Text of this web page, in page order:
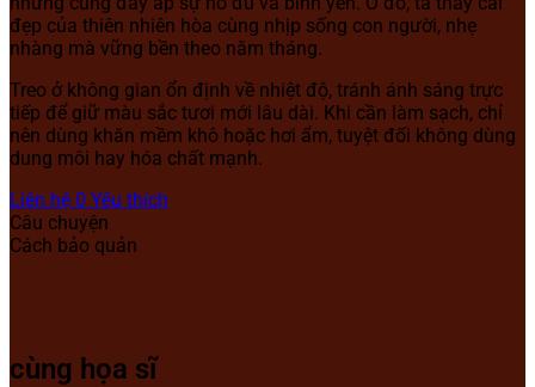
đẹp của thiên nhiên hòa cùng nhịp sống con người, nhẹ
nhàng mà vững bền theo năm tháng.
Treo ở không gian ổn định về nhiệt độ, tránh ánh sáng trực
tiếp để giữ màu sắc tươi mới lâu dài. Khi cần làm sạch, chỉ
nên dùng khăn mềm khô hoặc hơi ẩm, tuyệt đối không dùng
dung môi hay hóa chất mạnh.
Liên hệ 0 Yêu thích
Câu chuyện
Cách bảo quản
cùng họa sĩ